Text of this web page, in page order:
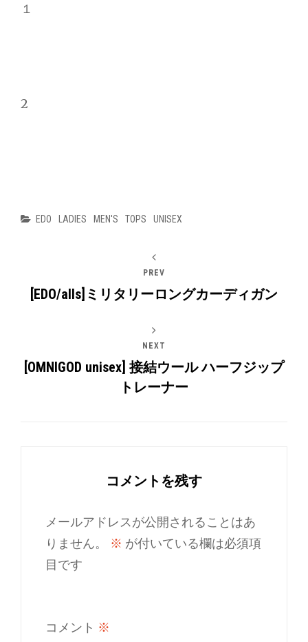
１
2
Categories
EDO LADIES MEN'S TOPS UNISEX
PREV
[EDO/alls]ミリタリーロングカーディガン
NEXT
[OMNIGOD unisex] 接結ウール ハーフジップ
トレーナー
コメントを残す
メールアドレスが公開されることはあ
りません。
※ が付いている欄は必須項
目です
コメント ※